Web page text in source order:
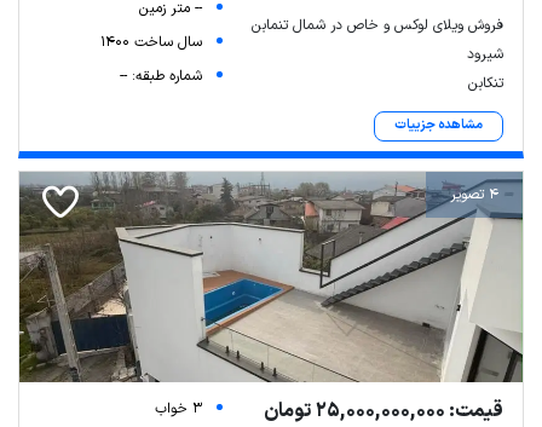
فروش ویلای لوکس و خاص در شمال تنمابن
شیرود
تنکابن
مشاهده جزییات
-- متر زمین
سال ساخت 1400
شماره طبقه: --
4 تصویر
قیمت: 25,000,000,000 تومان
3 خواب